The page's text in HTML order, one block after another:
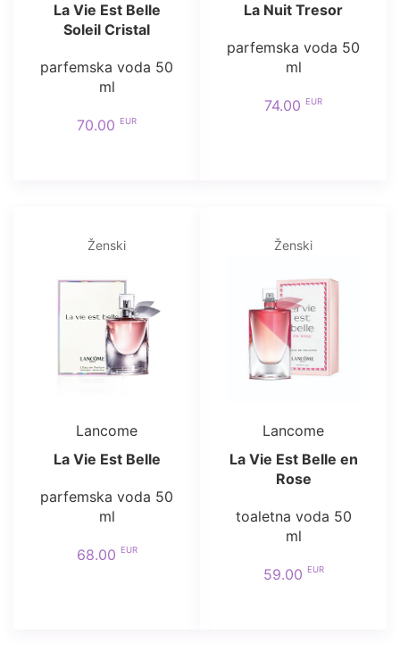
La Vie Est Belle
Soleil Cristal
parfemska voda 50
ml
70.00 EUR
La Nuit Tresor
parfemska voda 50
ml
74.00 EUR
Ženski
Lancome
La Vie Est Belle
parfemska voda 50
ml
68.00 EUR
Ženski
Lancome
La Vie Est Belle en
Rose
toaletna voda 50
ml
59.00 EUR